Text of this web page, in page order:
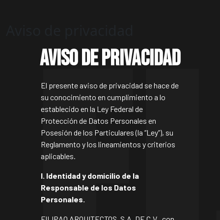
Aviso de privacidad
El presente aviso de privacidad se hace de
su conocimiento en cumplimiento a lo
establecido en la Ley Federal de
Protección de Datos Personales en
Posesión de los Particulares (la “Ley”), su
Reglamento y los lineamientos y criterios
aplicables.
I. Identidad y domicilio de la
Responsable de los Datos
Personales.